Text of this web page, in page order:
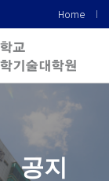
Home
공지